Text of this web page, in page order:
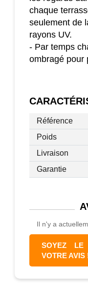
chaque
seulement de
rayons UV.
- Par temps
ombragé pour
vous sous un
votre couleur
par les
l'été plus
Dimensions
largeur : 295 cm
profondeur :
Tissu/textile
Protection
premiers
réchauffent,
l'extérieur.
dans le jardin,
Référence
Poids
Livraison
Garantie
Il n'y a
SOYEZ LE
VOTRE AVIS